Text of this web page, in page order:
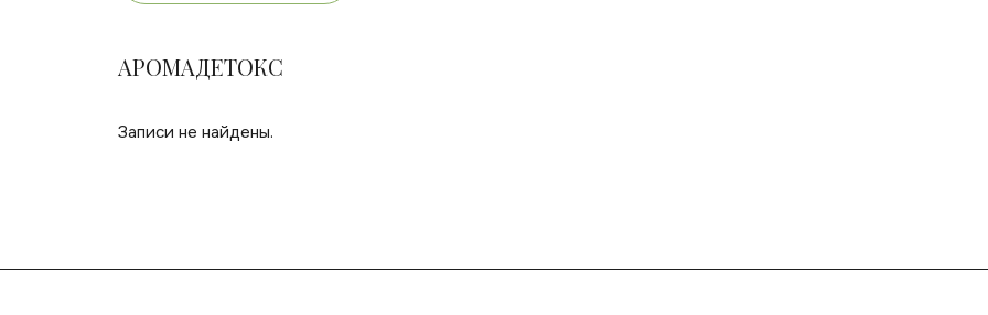
АРОМАДЕТОКС
Записи не найдены.